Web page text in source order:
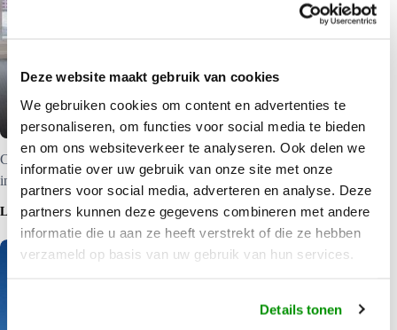
Deze website maakt gebruik van cookies
We gebruiken cookies om content en advertenties te
personaliseren, om functies voor social media te bieden
en om ons websiteverkeer te analyseren. Ook delen we
informatie over uw gebruik van onze site met onze
partners voor social media, adverteren en analyse. Deze
partners kunnen deze gegevens combineren met andere
informatie die u aan ze heeft verstrekt of die ze hebben
verzameld op basis van uw gebruik van hun services.
Details tonen
Clarion Suites Gateway |
Accommodatie in Melbourne
Clarion Suites Gateway is een modern appartementencomplex
in Melbourne. klik hier voor meer informatie.
LEES MEER